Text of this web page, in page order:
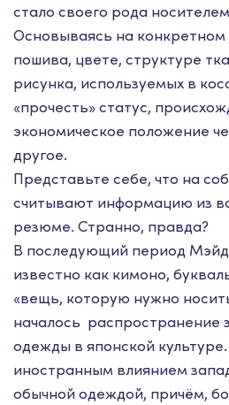
стало своего рода
Основываясь на конкретном
пошива, цвете, структуре
рисунка, используемых в
«прочесть» статус,
экономическое положение
другое.
Представьте себе, что на
считывают информацию из
резюме. Странно, правда?
В последующий период
известно как кимоно,
«вещь, которую нужно
началось распространение
одежды в японской
иностранным влиянием
обычной одеждой, причём,